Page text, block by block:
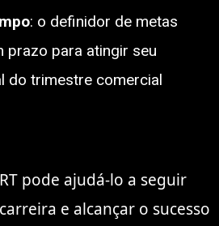
: o definidor de metas
prazo para atingir seu
do trimestre comercial
pode ajudá-lo a seguir
e alcançar o sucesso